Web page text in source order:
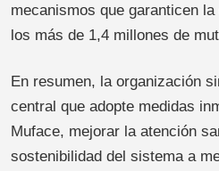
mecanismos que garanticen
los más de 1,4 millones de
En resumen, la organización
central que adopte medidas
Muface, mejorar la atención
sostenibilidad del sistema a